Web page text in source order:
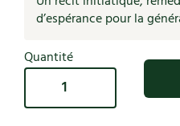
Enfants
Actions pour la planète
d’espérance pour la
Quantité
quantité
Ecolieux